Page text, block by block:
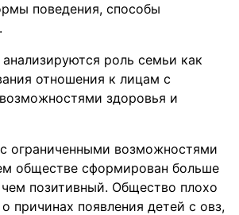
поведения, способы
роль семьи как
отношения к лицам с
здоровья и
ограниченными возможностями
обществе сформирован больше
чем позитивный. Общество плохо
причинах появления детей с овз,